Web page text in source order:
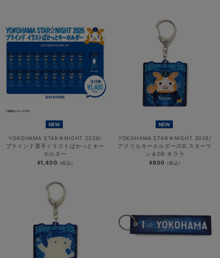
NEW
YOKOHAMA STAR☆NIGHT 2026/
ブラインド選手イラストぱかっとキー
ホルダー
¥1,400 (税込)
NEW
YOKOHAMA STAR☆NIGHT 2026/
アクリルキーホルダー/DB.スターマ
ン＆DB.キララ
¥800 (税込)